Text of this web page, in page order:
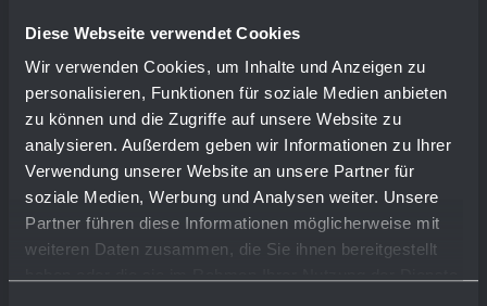
Diese Webseite verwendet Cookies
Wir verwenden Cookies, um Inhalte und Anzeigen zu
personalisieren, Funktionen für soziale Medien anbieten
zu können und die Zugriffe auf unsere Website zu
analysieren. Außerdem geben wir Informationen zu Ihrer
Verwendung unserer Website an unsere Partner für
soziale Medien, Werbung und Analysen weiter. Unsere
Partner führen diese Informationen möglicherweise mit
weiteren Daten zusammen, die Sie ihnen bereitgestellt